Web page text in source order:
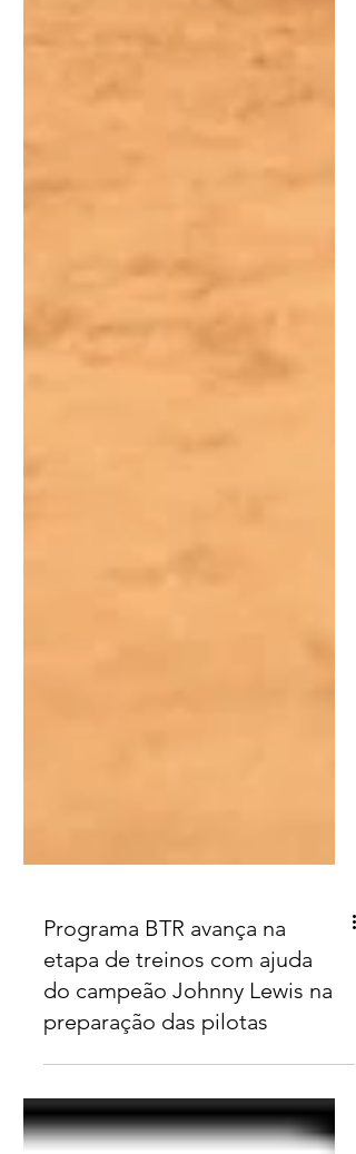
Programa BTR avança na
etapa de treinos com ajuda
do campeão Johnny Lewis na
preparação das pilotas